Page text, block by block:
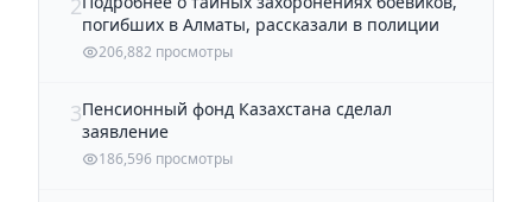
2
погибших в Алматы, рассказали в полиции
206,882 просмотры
3Пенсионный фонд Казахстана сделал
заявление
186,596 просмотры